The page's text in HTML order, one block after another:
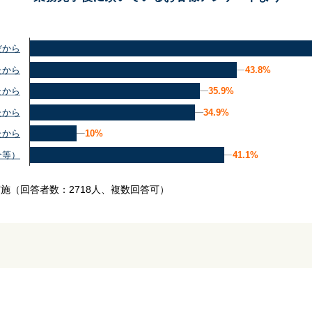
ら
ら
ら
ら
ら
）
43.8%
43.8%
35.9%
35.9%
34.9%
34.9%
10%
10%
41.1%
41.1%
（回答者数：2718人、複数回答可）